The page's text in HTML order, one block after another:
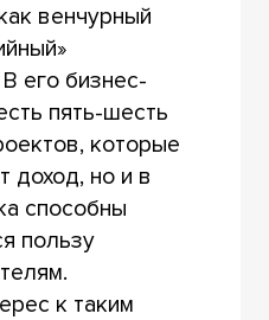
венчурный
его бизнес-
пять-шесть
которые
доход, но и в
способны
пользу
к таким